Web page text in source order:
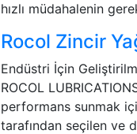
hızlı müdahalenin
Rocol Zincir
Endüstri İçin
ROCOL
performans sunmak
tarafından seçilen ve